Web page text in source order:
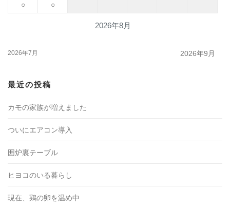
2026年8月
○ ○
2026年7月 2026年9月
最近の投稿
カモの家族が増えました
ついにエアコン導入
囲炉裏テーブル
ヒヨコのいる暮らし
現在、鶏の卵を温め中